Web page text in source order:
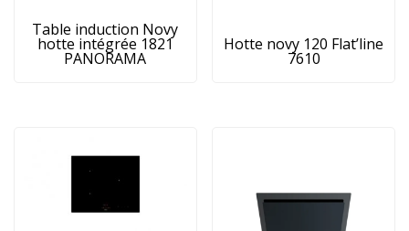
Table induction Novy
hotte intégrée 1821
PANORAMA
Hotte novy 120 Flat’line
7610